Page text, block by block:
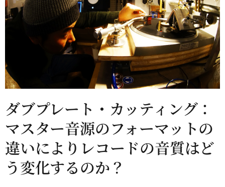
ダブプレート・カッティング：
マスター音源のフォーマットの
違いによりレコードの音質はど
う変化するのか？